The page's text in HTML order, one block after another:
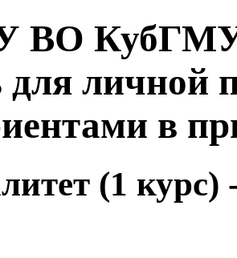
ВО КубГМУ
для личной
в
(1 курс)